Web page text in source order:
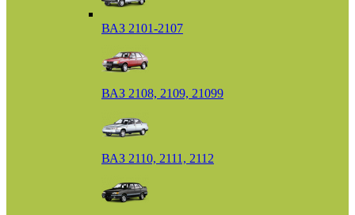
ВАЗ 2101-2107
ВАЗ 2108, 2109, 21099
ВАЗ 2110, 2111, 2112